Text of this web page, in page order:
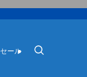
セール